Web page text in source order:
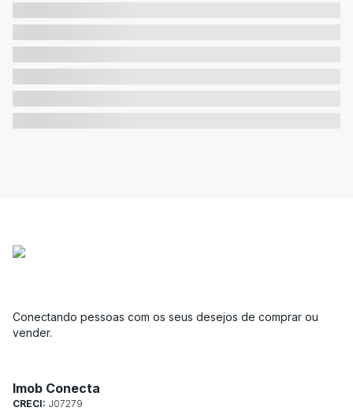
Conectando pessoas com os seus desejos de comprar ou
vender.
Imob Conecta
CRECI: J07279